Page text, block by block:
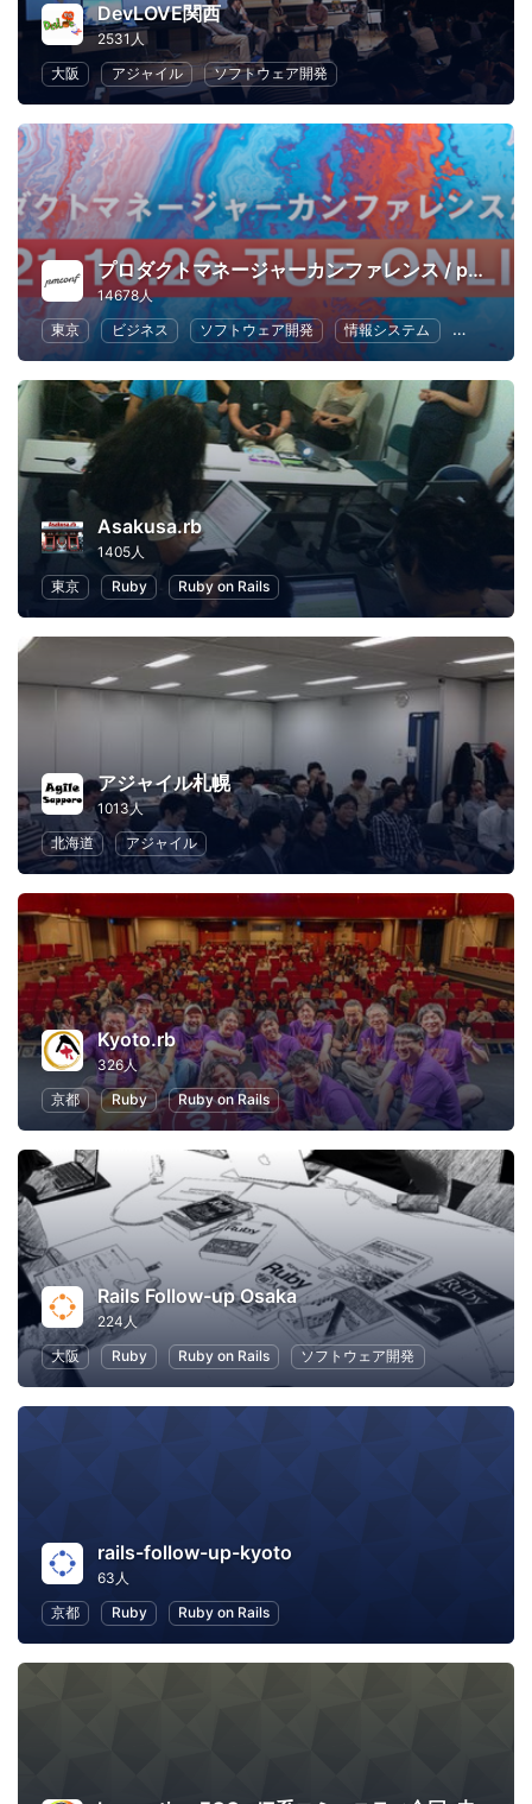
DevLOVE関西
2531人
大阪
アジャイル ソフトウェア開発
プロダクトマネージャーカンファレンス / pmconf
14678人
東京
ビジネス ソフトウェア開発 情報システム UX
Asakusa.rb
1405人
東京
Ruby Ruby on Rails
アジャイル札幌
1013人
北海道
アジャイル
Kyoto.rb
326人
京都
Ruby Ruby on Rails
Rails Follow-up Osaka
224人
大阪
Ruby Ruby on Rails ソフトウェア開発
rails-follow-up-kyoto
63人
京都
Ruby Ruby on Rails